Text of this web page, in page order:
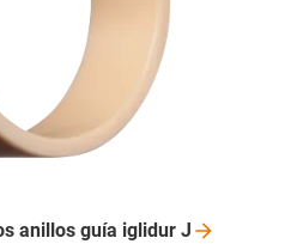
anillos guía iglidur J